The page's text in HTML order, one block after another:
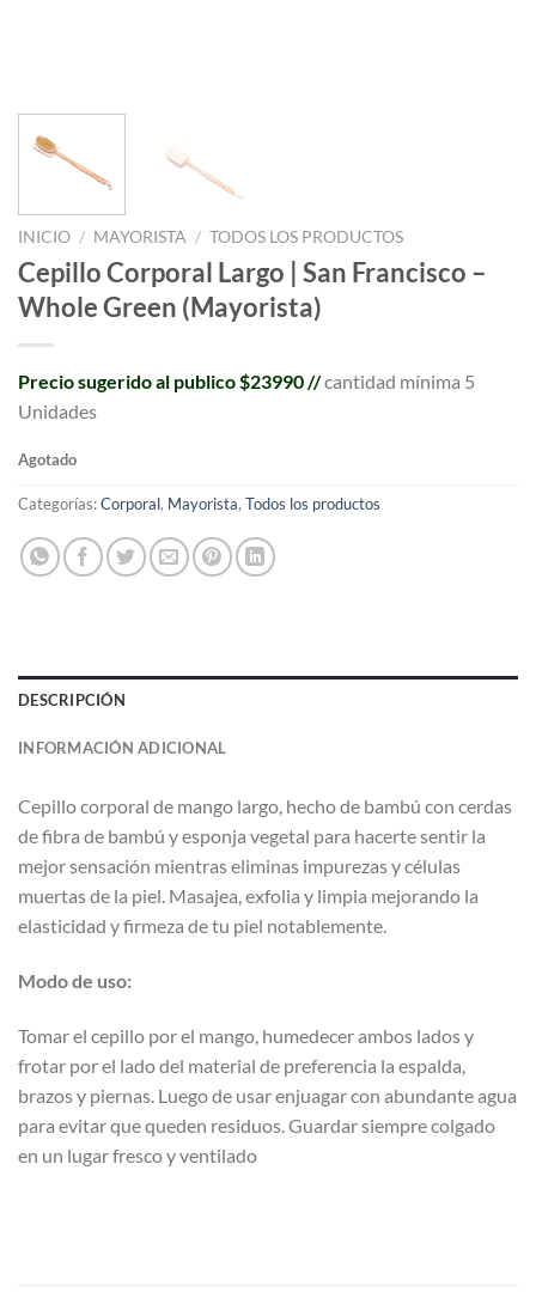
INICIO / MAYORISTA / TODOS LOS PRODUCTOS
Cepillo Corporal Largo | San Francisco –
Whole Green (Mayorista)
Precio sugerido al publico $23990 //cantidad mínima 5
Unidades
Agotado
Categorías:Corporal, Mayorista, Todos los productos
DESCRIPCIÓN
INFORMACIÓN ADICIONAL
Cepillo corporal de mango largo, hecho de bambú con cerdas
de fibra de bambú y esponja vegetal para hacerte sentir la
mejor sensación mientras eliminas impurezas y células
muertas de la piel. Masajea, exfolia y limpia mejorando la
elasticidad y firmeza de tu piel notablemente.
Modo de uso:
Tomar el cepillo por el mango, humedecer ambos lados y
frotar por el lado del material de preferencia la espalda,
brazos y piernas. Luego de usar enjuagar con abundante agua
para evitar que queden residuos.Guardar siempre colgado
en un lugar fresco y ventilado